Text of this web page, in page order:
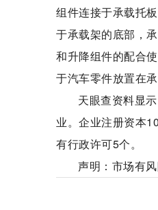
组件连接于承载托
于承载架的底部，
和升降组件的配合
于汽车零件放置在
天眼查资料显
业。企业注册资本
有行政许可5个。
声明：市场有